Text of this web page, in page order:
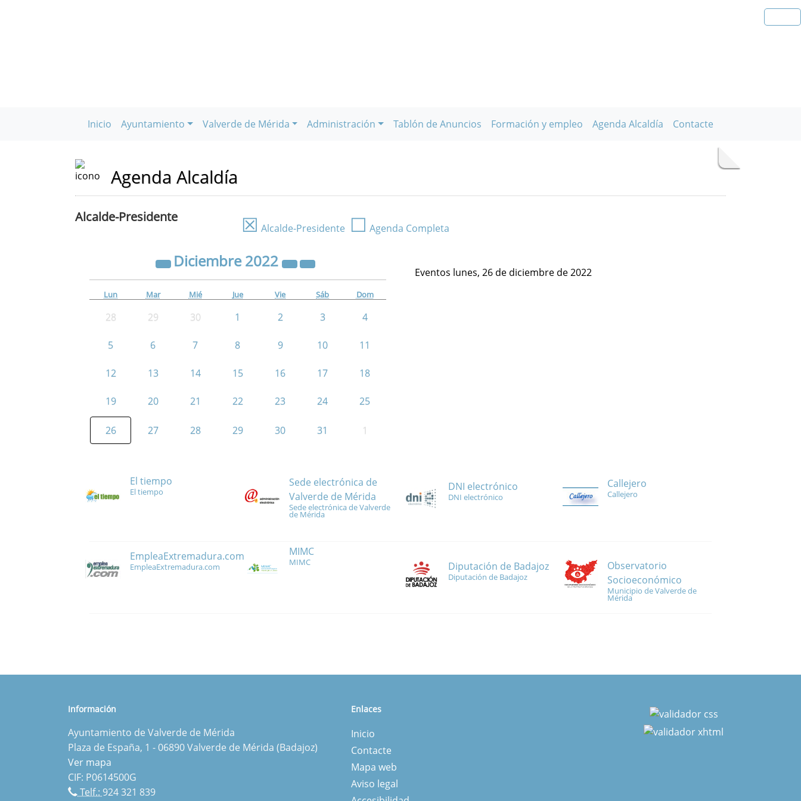
Inicio Ayuntamiento Valverde de Mérida Administración Tablón de Anuncios Formación y empleo Agenda Alcaldía Contacte
Agenda Alcaldía
Alcalde-Presidente ☒ Alcalde-Presidente ☐ Agenda Completa
Diciembre2022
Lun Mar Mié Jue Vie Sáb Dom
28 29 30 1 2 3 4
5 6 7 8 9 10 11
12 13 14 15 16 17 18
19 20 21 22 23 24 25
26 27 28 29 30 31 1
Eventos lunes, 26 de diciembre de 2022
El tiempo
El tiempo
Sede electrónica de
Valverde de Mérida
Sede electrónica de Valverde
de Mérida
DNI electrónico
DNI electrónico
Callejero
Callejero
EmpleaExtremadura.com
EmpleaExtremadura.com
MIMC
MIMC Diputación de Badajoz
Diputación de Badajoz
Observatorio
Socioeconómico
Municipio de Valverde de
Mérida
Información
Ayuntamiento de Valverde de Mérida
Plaza de España, 1 - 06890 Valverde de Mérida (Badajoz)
Ver mapa
CIF: P0614500G
Telf.:924 321 839
Enlaces
Inicio
Contacte
Mapa web
Aviso legal